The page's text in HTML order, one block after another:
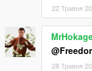
22 Травня
28 Травня